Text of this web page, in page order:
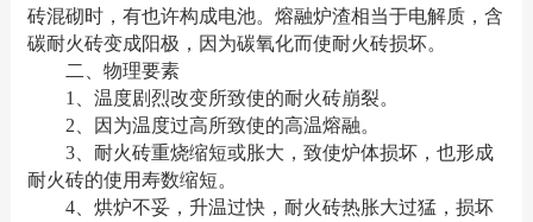
砖混砌时，有也许构成电池。熔融炉渣相当于电解质，含
碳耐火砖变成阳极，因为碳氧化而使耐火砖损坏。
二、物理要素
1、温度剧烈改变所致使的耐火砖崩裂。
2、因为温度过高所致使的高温熔融。
3、耐火砖重烧缩短或胀大，致使炉体损坏，也形成
耐火砖的使用寿数缩短。
4、烘炉不妥，升温过快，耐火砖热胀大过猛，损坏